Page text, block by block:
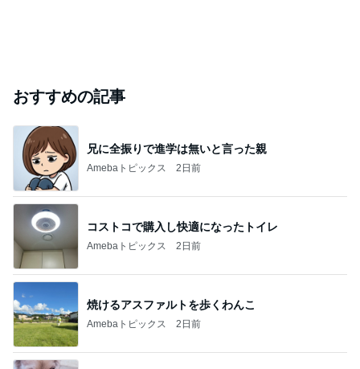
おすすめの記事
兄に全振りで進学は無いと言った親
Amebaトピックス 2日前
コストコで購入し快適になったトイレ
Amebaトピックス 2日前
焼けるアスファルトを歩くわんこ
Amebaトピックス 2日前